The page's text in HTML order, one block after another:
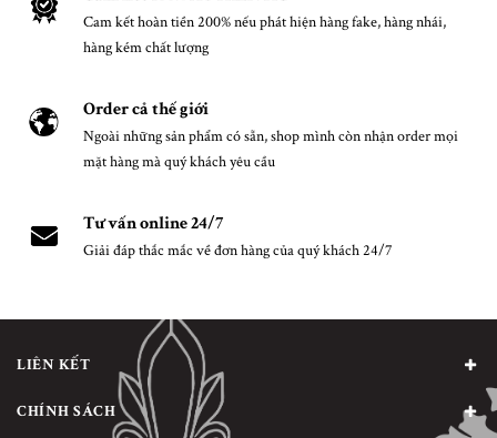
Cam kết hoàn tiền 200% nếu phát hiện hàng fake, hàng nhái,
hàng kém chất lượng
Order cả thế giới
Ngoài những sản phẩm có sẵn, shop mình còn nhận order mọi
mặt hàng mà quý khách yêu cầu
Tư vấn online 24/7
Giải đáp thắc mắc về đơn hàng của quý khách 24/7
LIÊN KẾT
CHÍNH SÁCH